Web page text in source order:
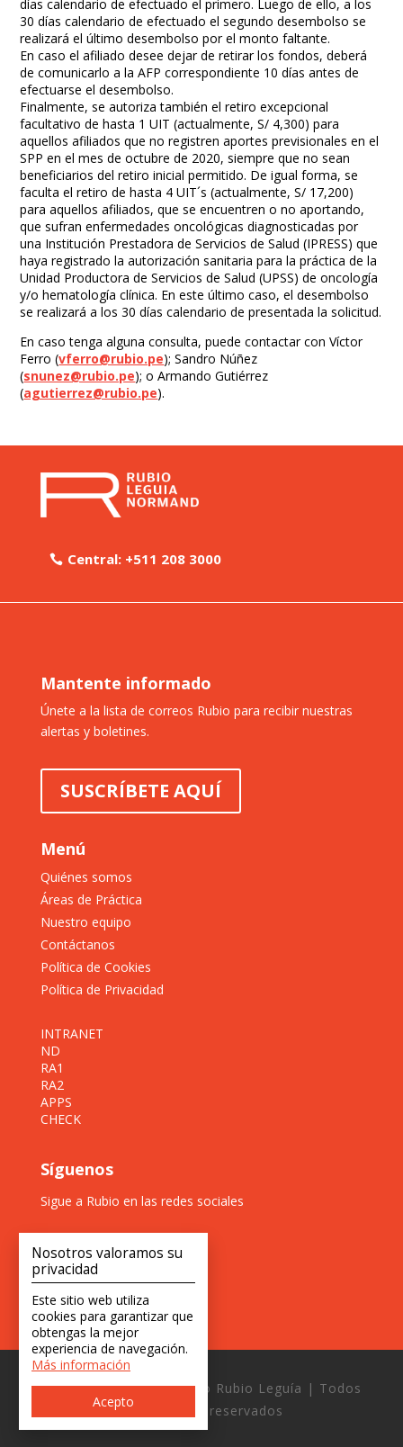
días calendario de efectuado el primero. Luego de ello, a los
30 días calendario de efectuado el segundo desembolso se
realizará el último desembolso por el monto faltante.
En caso el afiliado desee dejar de retirar los fondos, deberá
de comunicarlo a la AFP correspondiente 10 días antes de
efectuarse el desembolso.
Finalmente, se autoriza también el retiro excepcional
facultativo de hasta 1 UIT (actualmente, S/ 4,300) para
aquellos afiliados que no registren aportes previsionales en el
SPP en el mes de octubre de 2020, siempre que no sean
beneficiarios del retiro inicial permitido. De igual forma, se
faculta el retiro de hasta 4 UIT´s (actualmente, S/ 17,200)
para aquellos afiliados, que se encuentren o no aportando,
que sufran enfermedades oncológicas diagnosticadas por
una Institución Prestadora de Servicios de Salud (IPRESS) que
haya registrado la autorización sanitaria para la práctica de la
Unidad Productora de Servicios de Salud (UPSS) de oncología
y/o hematología clínica. En este último caso, el desembolso
se realizará a los 30 días calendario de presentada la solicitud.
En caso tenga alguna consulta, puede contactar con Víctor
Ferro (vferro@rubio.pe); Sandro Núñez
(snunez@rubio.pe); o Armando Gutiérrez
(agutierrez@rubio.pe).
Central: +511 208 3000
Mantente informado
Únete a la lista de correos Rubio para recibir nuestras
alertas y boletines.
SUSCRÍBETE AQUÍ
Menú
Quiénes somos
Áreas de Práctica
Nuestro equipo
Contáctanos
Política de Cookies
Política de Privacidad
INTRANET
ND
RA1
RA2
APPS
CHECK
Síguenos
Sigue a Rubio en las redes sociales
Copyright © 2026 Estudio Rubio Leguía | Todos
los derechos reservados
Nosotros valoramos su
privacidad
Este sitio web utiliza
cookies para garantizar que
obtengas la mejor
experiencia de navegación.
Más información
Acepto